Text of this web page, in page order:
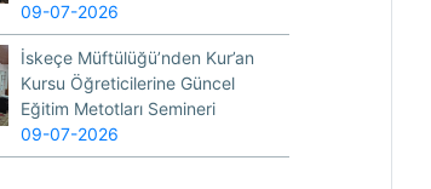
09-07-2026
İskeçe Müftülüğü’nden Kur’an
Kursu Öğreticilerine Güncel
Eğitim Metotları Semineri
09-07-2026